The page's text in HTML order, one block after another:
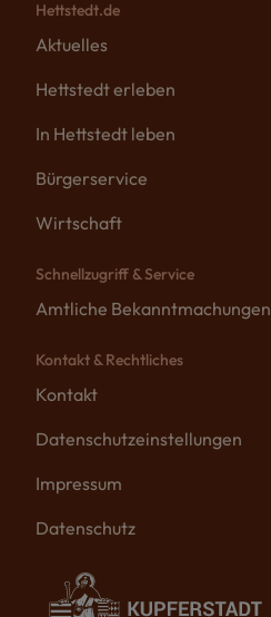
Hettstedt.de
Aktuelles
Hettstedt erleben
In Hettstedt leben
Bürgerservice
Wirtschaft
Schnellzugriff & Service
Amtliche Bekanntmachungen
Kontakt & Rechtliches
Kontakt
Datenschutzeinstellungen
Impressum
Datenschutz